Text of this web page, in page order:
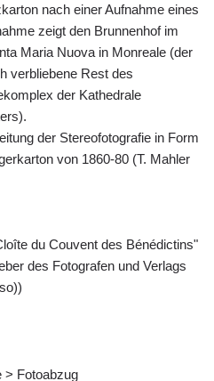
nach einer Aufnahme eines
zeigt den Brunnenhof im
Maria Nuova in Monreale (der
verbliebene Rest des
der Kathedrale
der Stereofotografie in Form
von 1860-80 (T. Mahler
du Couvent des Bénédictins"
des Fotografen und Verlags
> Fotoabzug